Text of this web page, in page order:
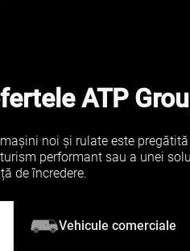
ATP
noi și rulate este
performant sau a unei
de încredere.
Vehicule comerciale